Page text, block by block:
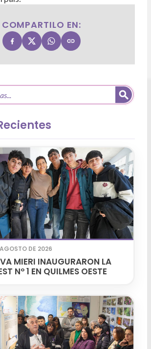
COMPARTILO EN:
DE 2026
MIERI INAUGURARON LA
EEST Nº 1 EN QUILMES OESTE